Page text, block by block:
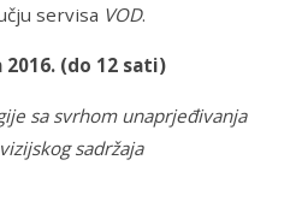
servisa VOD.
2016. (do 12 sati)
sa svrhom unaprjeđivanja
sadržaja